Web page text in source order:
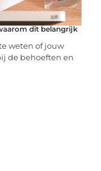
dit belangrijk
weten of jouw
de behoeften en